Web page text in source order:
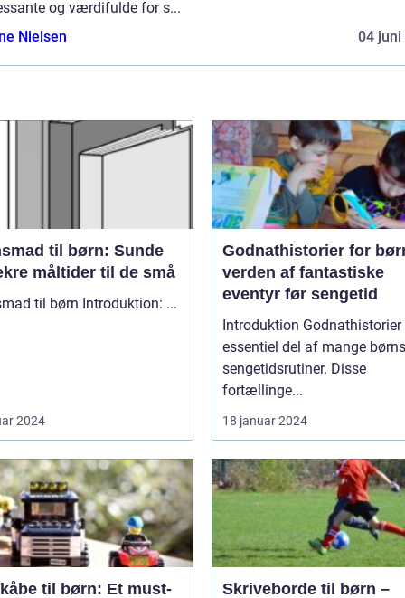
og værdifulde for s...
Nielsen
04 juni
til børn: Sunde
måltider til de små
Aftensmad til børn Introduktion: ...
2024
Godnathistorier for
verden af fantastiske
eventyr før sengetid
Introduktion Godnathistorier er en
essentiel del af mange børns
sengetidsrutiner. Disse
fortællinge...
18 januar 2024
til børn: Et must-
Skriveborde til børn –